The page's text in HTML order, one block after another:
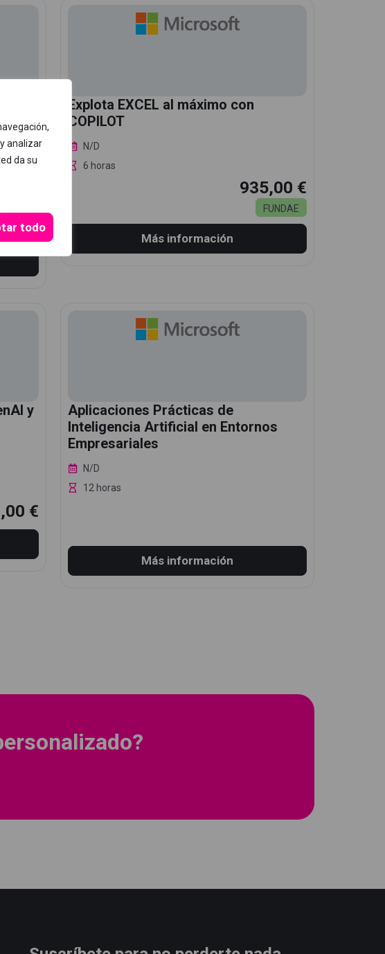
analizar
da su
todo
€
Explota EXCEL al máximo con
COPILOT
N/D
6 horas
935,00 €
FUNDAE
Más información
y
€
Aplicaciones Prácticas de
Inteligencia Artificial en Entornos
Empresariales
N/D
12 horas
Más información